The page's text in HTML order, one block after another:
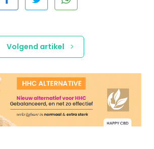
Volgend artikel